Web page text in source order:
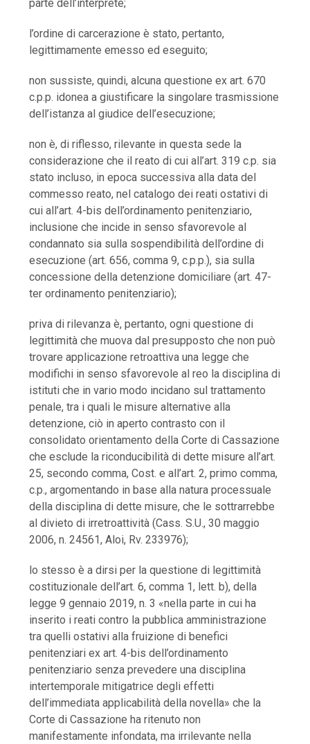
parte dell’interprete;
l’ordine di carcerazione è stato, pertanto,
legittimamente emesso ed eseguito;
non sussiste, quindi, alcuna questione ex art. 670
c.p.p. idonea a giustificare la singolare trasmissione
dell’istanza al giudice dell’esecuzione;
non è, di riflesso, rilevante in questa sede la
considerazione che il reato di cui all’art. 319 c.p. sia
stato incluso, in epoca successiva alla data del
commesso reato, nel catalogo dei reati ostativi di
cui all’art. 4-bis dell’ordinamento penitenziario,
inclusione che incide in senso sfavorevole al
condannato sia sulla sospendibilità dell’ordine di
esecuzione (art. 656, comma 9, c.p.p.), sia sulla
concessione della detenzione domiciliare (art. 47-
ter ordinamento penitenziario);
priva di rilevanza è, pertanto, ogni questione di
legittimità che muova dal presupposto che non può
trovare applicazione retroattiva una legge che
modifichi in senso sfavorevole al reo la disciplina di
istituti che in vario modo incidano sul trattamento
penale, tra i quali le misure alternative alla
detenzione, ciò in aperto contrasto con il
consolidato orientamento della Corte di Cassazione
che esclude la riconducibilità di dette misure all’art.
25, secondo comma, Cost. e all’art. 2, primo comma,
c.p., argomentando in base alla natura processuale
della disciplina di dette misure, che le sottrarrebbe
al divieto di irretroattività (Cass. S.U., 30 maggio
2006, n. 24561, Aloi, Rv. 233976);
lo stesso è a dirsi per la questione di legittimità
costituzionale dell’art. 6, comma 1, lett. b), della
legge 9 gennaio 2019, n. 3 «nella parte in cui ha
inserito i reati contro la pubblica amministrazione
tra quelli ostativi alla fruizione di benefici
penitenziari ex art. 4-bis dell’ordinamento
penitenziario senza prevedere una disciplina
intertemporale mitigatrice degli effetti
dell’immediata applicabilità della novella» che la
Corte di Cassazione ha ritenuto non
manifestamente infondata, ma irrilevante nella